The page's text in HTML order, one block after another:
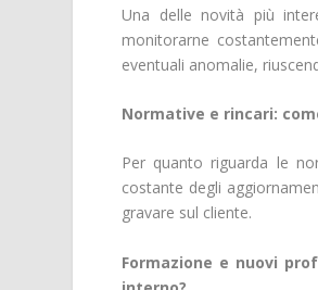
Una delle novità più
monitorarne
eventuali anomalie,
Normative e rincari:
Per quanto riguarda le
costante degli
gravare sul cliente.
Formazione e nuovi